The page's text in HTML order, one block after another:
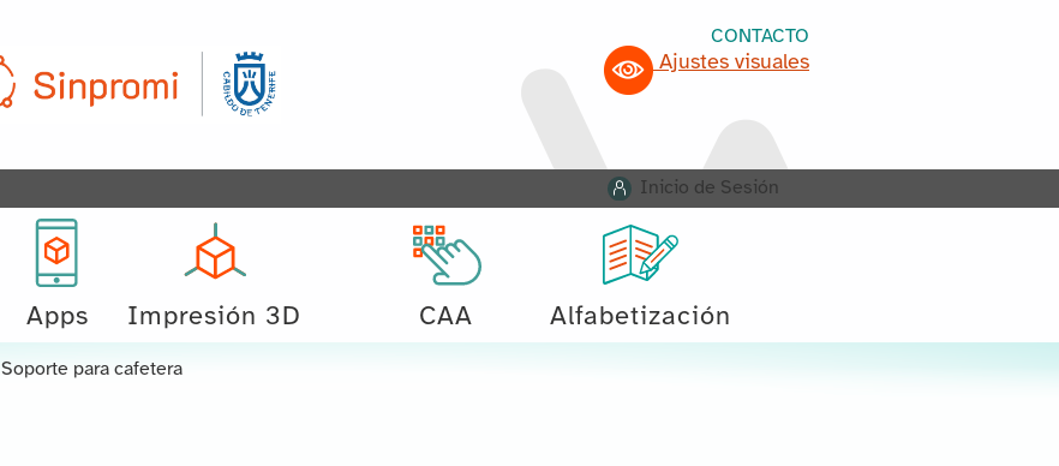
CONTACTO
Ajustes visuales
Inicio de Sesión
Apps Impresión 3D CAA Alfabetización
Soporte para cafetera